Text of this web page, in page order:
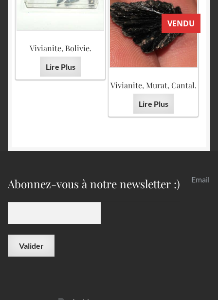
Vivianite, Bolivie.
Lire Plus
VENDU
Vivianite, Murat, Cantal.
Lire Plus
Abonnez-vous à notre newsletter :) Email